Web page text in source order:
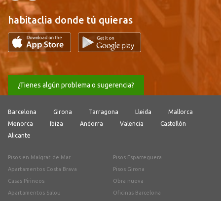
habitaclia donde tú quieras
¿Tienes algún problema o sugerencia?
Barcelona Girona Tarragona Lleida
Mallorca
Menorca
Ibiza Andorra Valencia
Castellón
Alicante
Pisos en Malgrat de Mar
Apartamentos Costa Brava
Casas Pirineos
Apartamentos Salou
Pisos Esparreguera
Pisos Girona
Obra nueva
Oficinas Barcelona